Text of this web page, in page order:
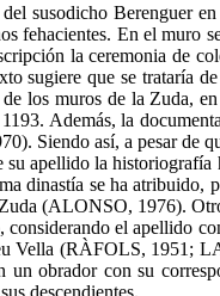
susodicho Berenguer
fehacientes. En el muro
la ceremonia de
sugiere que se trataría
los muros de la Zuda,
Además, la
Siendo así, a pesar de
apellido la historiografía
dinastía se ha atribuido,
(ALONSO, 1976).
el apellido
Vella (RÀFOLS, 1951;
obrador con su
descendientes.